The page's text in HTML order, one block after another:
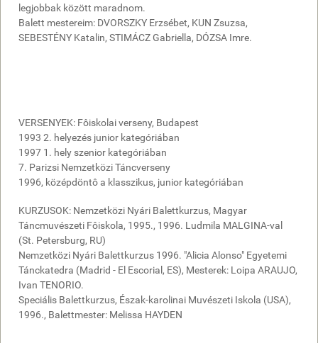
legjobbak között maradnom.
Balett mestereim: DVORSZKY Erzsébet, KUN Zsuzsa,
SEBESTÉNY Katalin, STIMÁCZ Gabriella, DÓZSA Imre.
VERSENYEK: Fôiskolai verseny, Budapest
1993 2. helyezés junior kategóriában
1997 1. hely szenior kategóriában
7. Parizsi Nemzetközi Táncverseny
1996, középdöntô a klasszikus, junior kategóriában
KURZUSOK: Nemzetközi Nyári Balettkurzus, Magyar
Táncmuvészeti Fôiskola, 1995., 1996. Ludmila MALGINA-val
(St. Petersburg, RU)
Nemzetközi Nyári Balettkurzus 1996. "Alicia Alonso" Egyetemi
Tánckatedra (Madrid - El Escorial, ES), Mesterek: Loipa ARAUJO,
Ivan TENORIO.
Speciális Balettkurzus, Észak-karolinai Muvészeti Iskola (USA),
1996., Balettmester: Melissa HAYDEN